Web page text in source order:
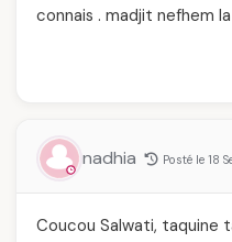
connais . madjit nefhem
nadhia Posté le 18
Coucou Salwati, taquine